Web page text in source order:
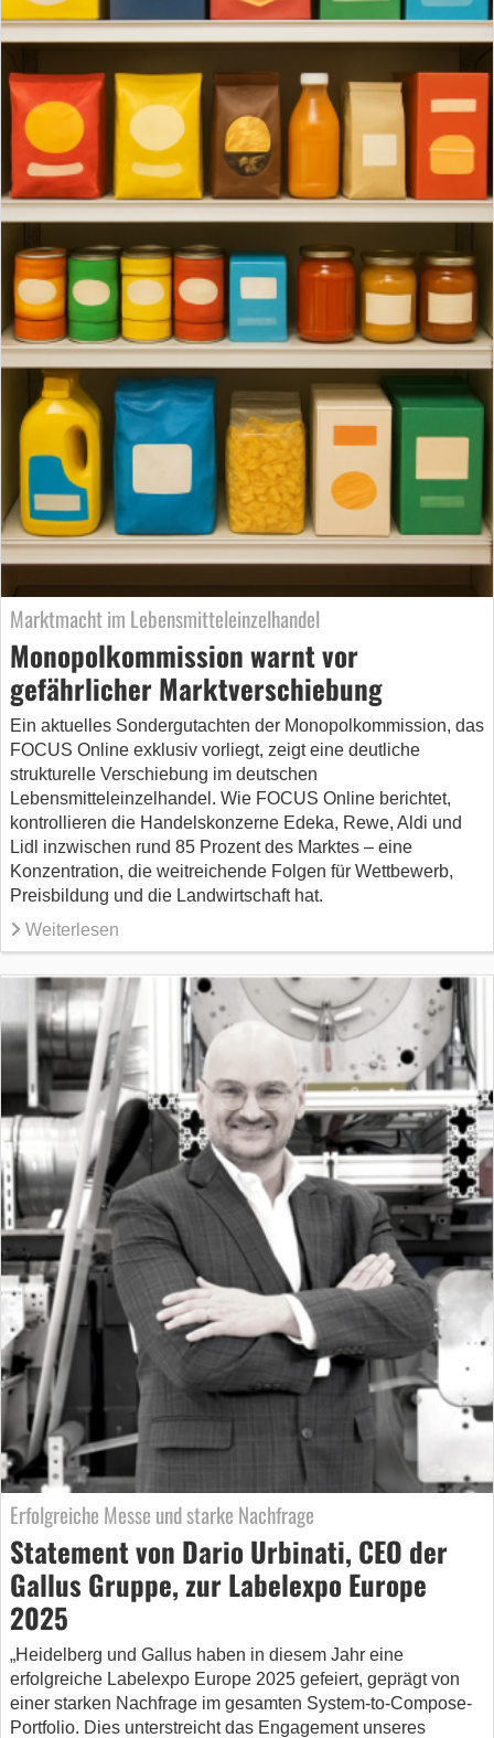
Marktmacht im Lebensmitteleinzelhandel
Monopolkommission warnt vor
gefährlicher Marktverschiebung
Ein aktuelles Sondergutachten der Monopolkommission, das
FOCUS Online exklusiv vorliegt, zeigt eine deutliche
strukturelle Verschiebung im deutschen
Lebensmitteleinzelhandel. Wie FOCUS Online berichtet,
kontrollieren die Handelskonzerne Edeka, Rewe, Aldi und
Lidl inzwischen rund 85 Prozent des Marktes – eine
Konzentration, die weitreichende Folgen für Wettbewerb,
Preisbildung und die Landwirtschaft hat.
Weiterlesen
Erfolgreiche Messe und starke Nachfrage
Statement von Dario Urbinati, CEO der
Gallus Gruppe, zur Labelexpo Europe
2025
„Heidelberg und Gallus haben in diesem Jahr eine
erfolgreiche Labelexpo Europe 2025 gefeiert, geprägt von
einer starken Nachfrage im gesamten System-to-Compose-
Portfolio. Dies unterstreicht das Engagement unseres